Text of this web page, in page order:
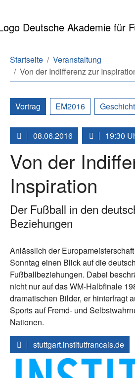
Sie sind hier:
Startseite
Veranstaltung
Von der Indifferenz zur
Vortrag EM2016
08.06.2016 19:30
Von der
Inspiration
Der Fußball in den
Beziehungen
Anlässlich der
Sonntag einen Blick auf die
Fußballbeziehungen. Dabei
nicht nur auf das WM-Halbfinale
dramatischen Bilder, er hinterfragt
Sports auf Fremd- und
Nationen.
stuttgart.institutfrancais.de